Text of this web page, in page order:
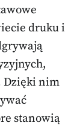
druku i
Dzięki nim
stanowią